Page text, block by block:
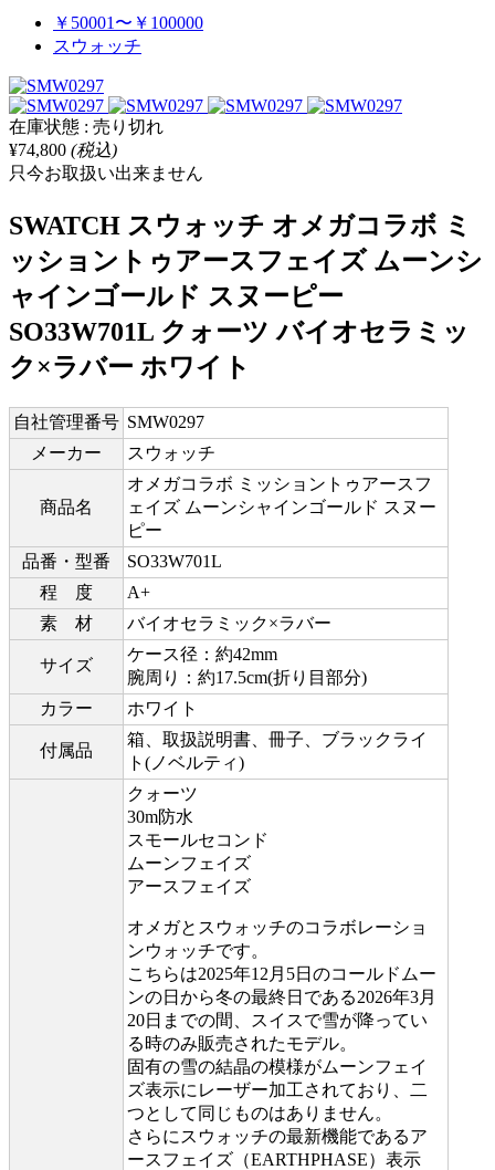
￥50001〜￥100000
スウォッチ
在庫状態 : 売り切れ
¥74,800 (税込)
只今お取扱い出来ません
SWATCH スウォッチ オメガコラボ ミ
ッショントゥアースフェイズ ムーンシ
ャインゴールド スヌーピー
SO33W701L クォーツ バイオセラミッ
ク×ラバー ホワイト
自社管理番号 SMW0297
メーカー
スウォッチ
商品名
オメガコラボ ミッショントゥアースフ
ェイズ ムーンシャインゴールド スヌー
ピー
品番・型番
SO33W701L
程 度
A+
素 材
バイオセラミック×ラバー
サイズ
ケース径：約42mm
腕周り：約17.5cm(折り目部分)
カラー
ホワイト
付属品
箱、取扱説明書、冊子、ブラックライ
ト(ノベルティ)
クォーツ
30m防水
スモールセコンド
ムーンフェイズ
アースフェイズ
オメガとスウォッチのコラボレーショ
ンウォッチです。
こちらは2025年12月5日のコールドムー
ンの日から冬の最終日である2026年3月
20日までの間、スイスで雪が降ってい
る時のみ販売されたモデル。
固有の雪の結晶の模様がムーンフェイ
ズ表示にレーザー加工されており、二
つとして同じものはありません。
さらにスウォッチの最新機能であるア
ースフェイズ（EARTHPHASE）表示